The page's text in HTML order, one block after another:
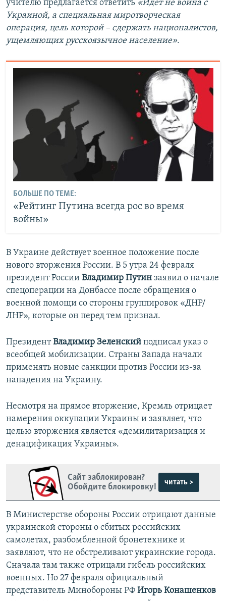
й
д
д
учителю предлагается ответить «Идет не война с
Украиной, а специальная миротворческая
операция, цель которой – сдержать националистов,
ущемляющих русскоязычное население».
БОЛЬШЕ ПО ТЕМЕ:
«Рейтинг Путина всегда рос во время
войны»
В Украине действует военное положение после
нового вторжения России. В 5 утра 24 февраля
президент России Владимир Путин заявил о начале
спецоперации на Донбассе после обращения о
военной помощи со стороны группировок «ДНР/
ЛНР», которые он перед тем признал.
ПрезидентВладимир Зеленский подписал указ о
всеобщей мобилизации. Страны Запада начали
применять новые санкции против России из-за
нападения на Украину.
Несмотря на прямое вторжение, Кремль отрицает
намерения оккупации Украины и заявляет, что
целью вторжения является «демилитаризация и
денацификация Украины».
Сайт заблокирован?
Обойдите блокировку!
читать >
В Министерстве обороны России отрицают данные
украинской стороны о сбитых российских
самолетах, разбомбленной бронетехнике и
заявляют, что не обстреливают украинские города.
Сначала там также отрицали гибель российских
военных. Но 27 февраля официальный
представитель Минобороны РФ Игорь Конашенков